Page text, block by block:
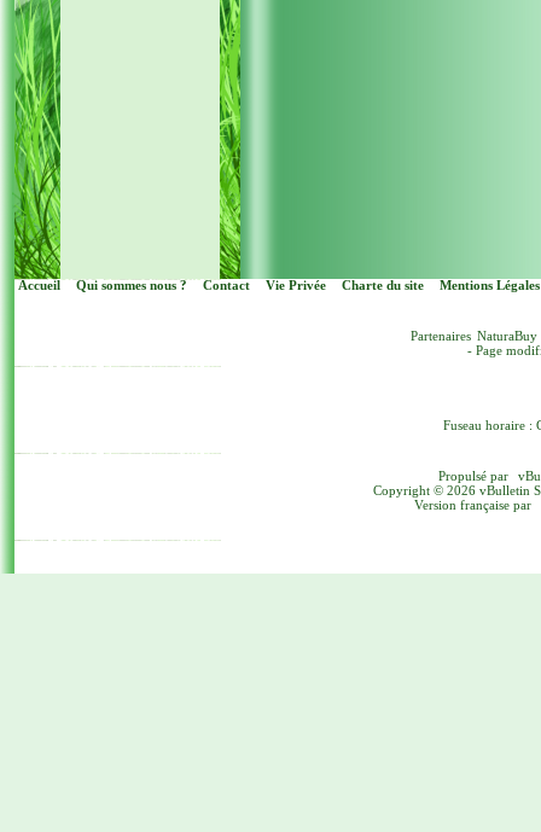
Accueil Qui sommes nous ? Contact Vie Privée Charte du site Mentions Légales
Partenaires NaturaBuy
- Page
Fuseau horaire :
Propulsé par
Copyright © 2026 vBulletin
Version française par